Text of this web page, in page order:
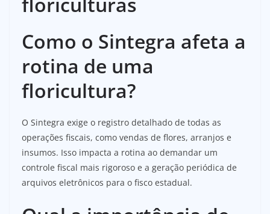
Como o Sintegra afeta a
rotina de uma
floricultura?
O Sintegra exige o registro detalhado de todas as
operações fiscais, como vendas de flores, arranjos e
insumos. Isso impacta a rotina ao demandar um
controle fiscal mais rigoroso e a geração periódica de
arquivos eletrônicos para o fisco estadual.